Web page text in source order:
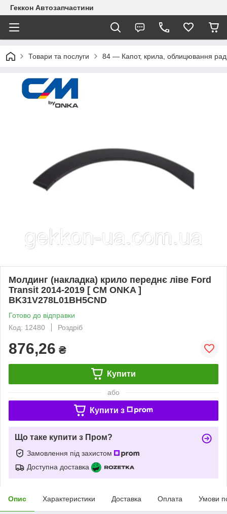
Геккон Автозапчастини
Товари та послуги 84 — Капот, крила, облицювання
Молдинг (накладка) крило переднє ліве Ford
Transit 2014-2019 [ CM ONKA ]
BK31V278L01BH5CND
Готово до відправки
Код: 12480
Роздріб
876,26 ₴
Купити
або
Купити з
Що таке купити з Пром?
Замовлення під захистом
Доступна доставка
Опис Характеристики Доставка Оплата Умови